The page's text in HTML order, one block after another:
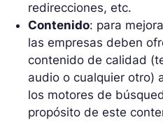
redirecciones, etc.
Contenido: para
las empresas deben
contenido de calidad
audio o cualquier otro)
los motores de
propósito de este